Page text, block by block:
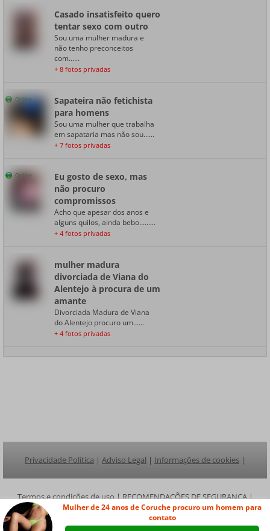
Mulher de 24 anos de Coruche procuro um homem para
contato
Casado insatisfeito quero
tentar sexo com outro
Sou uma mulher madura e
não tenho preconceitos
com......
+ 8 fotos privadas
Online
Sapateira não fetichista
para homens
Sou uma mulher que trabalha
em sapataria mas não sou......
+ 7 fotos privadas
Online
Eu gosto de sexo, mas
não procuro
compromissos
Acho que apesar dos anos e
alguns quilos, ainda bebo.........
+ 4 fotos privadas
mulher madura
divorciada de Viana do
Alentejo à procura de um
amante
Divorciada Madura de Viana
do Alentejo procuro um......
+ 4 fotos privadas
Privacidade Política | Adviso Legal | Informações de cookies |
Termos e condições de uso|RECOMENDAÇÕES DE SEGURANÇA|